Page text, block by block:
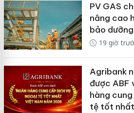
PV GAS
nâng cao
bảo
19 giờ
Agribank
được ABF
hàng
tệ tốt nhất